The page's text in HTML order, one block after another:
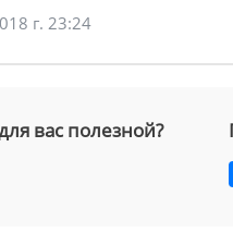
г. 23:24
вас полезной?